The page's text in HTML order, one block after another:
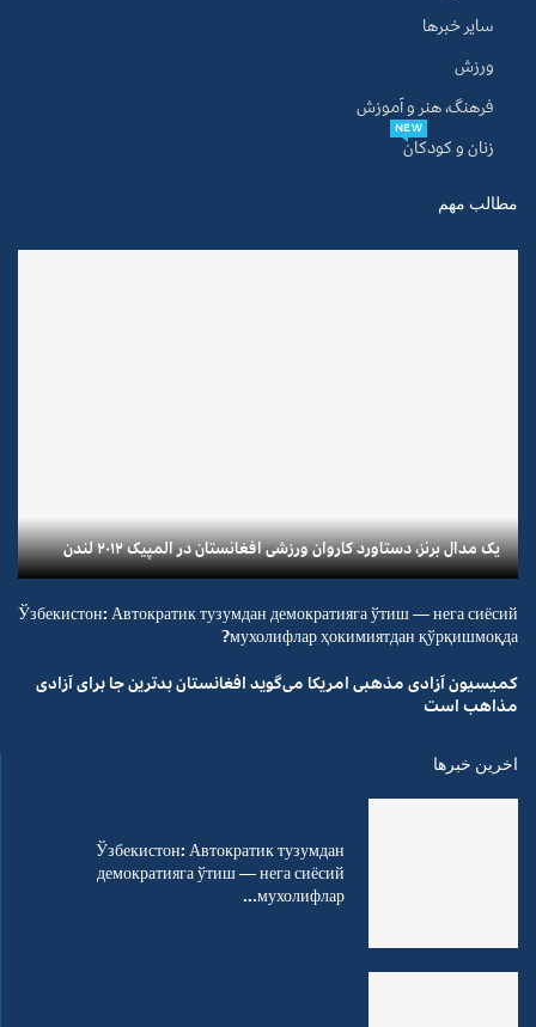
سایر خبرها
ورزش
فرهنگ، هنر و آموزش
زنان و کودکان
NEW
مطالب مهم
یک مدال برنز، دستاورد کاروان ورزشی افغانستان در المپیک ۲۰۱۲ لندن
Ўзбекистон: Автократик тузумдан демократияга ўтиш — нега сиёсий
мухолифлар ҳокимиятдан қўрқишмоқда?
کمیسیون آزادی مذهبی امریکا می‌گوید افغانستان بدترین جا برای آزادی
مذاهب است
اخرین خبرها
Ўзбекистон: Автократик тузумдан
демократияга ўтиш — нега сиёсий
мухолифлар...